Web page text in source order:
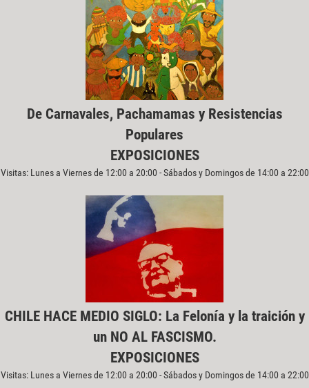
De Carnavales, Pachamamas y Resistencias
Populares
EXPOSICIONES
Visitas: Lunes a Viernes de 12:00 a 20:00 - Sábados y Domingos de 14:00 a 22:00
CHILE HACE MEDIO SIGLO: La Felonía y la traición y
un NO AL FASCISMO.
EXPOSICIONES
Visitas: Lunes a Viernes de 12:00 a 20:00 - Sábados y Domingos de 14:00 a 22:00